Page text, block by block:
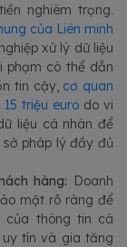
nghiêm trọng.
của Liên minh
xử lý dữ liệu
phạm có thể dẫn
tin cậy, cơ quan
triệu euro do vi
liệu cá nhân để
pháp lý đầy đủ
hàng: Doanh
mật rõ ràng để
của thông tin cá
tín và gia tăng